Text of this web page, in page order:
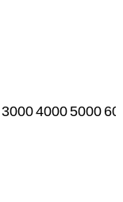
300040005000